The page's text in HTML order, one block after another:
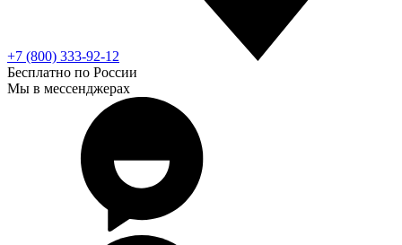
+7 (800) 333-92-12
Бесплатно по России
Мы в мессенджерах